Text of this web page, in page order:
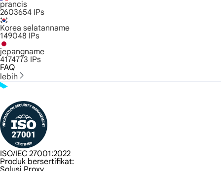
prancis
2603654 IPs
Korea selatanname
149048 IPs
jepangname
4174773 IPs
FAQ
lebih
ISO/IEC 27001:2022
Produk bersertifikat: